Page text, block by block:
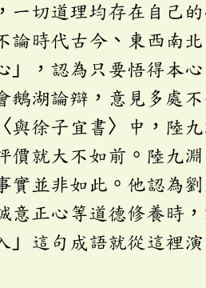
一切道理均存在自己
論時代古今、東西南
，認為只要悟得本
湖論辯，意見多處
徐子宜書〉中，陸
就大不如前。陸九
並非如此。他認為
正心等道德修養時
這句成語就從這裡